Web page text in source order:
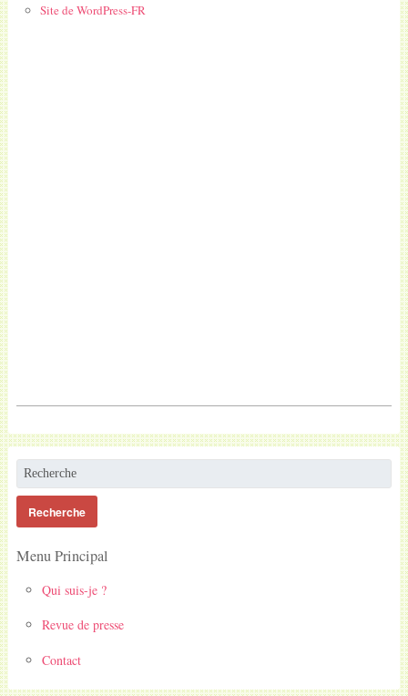
Site de WordPress-FR
Menu Principal
Qui suis-je ?
Revue de presse
Contact